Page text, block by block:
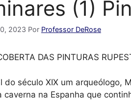
(1)
2023 Por Professor DeRose
DAS PINTURAS
do século XIX um arqueólogo,
caverna na Espanha que